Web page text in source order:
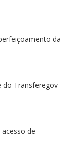
da
do Transferegov
de